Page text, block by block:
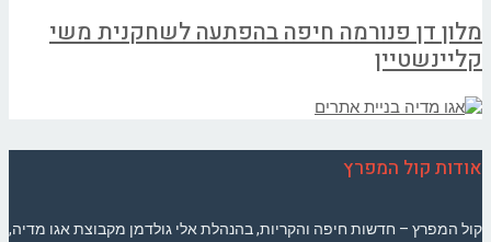
מלון דן פנורמה חיפה בהפתעה לשחקנית משי
קליינשטיין
אודות קול המפרץ
קול המפרץ – חדשות חיפה והקריות, בהנהלת אלי גולדמן מקבוצת אגו מדיה,